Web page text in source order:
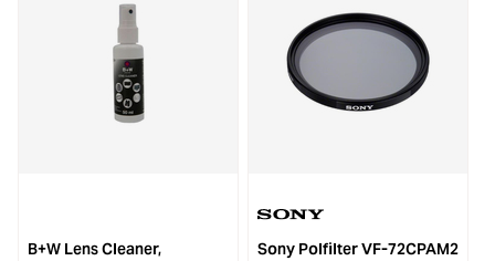
B+W Lens Cleaner,
Sony Polfilter VF-72CPAM2